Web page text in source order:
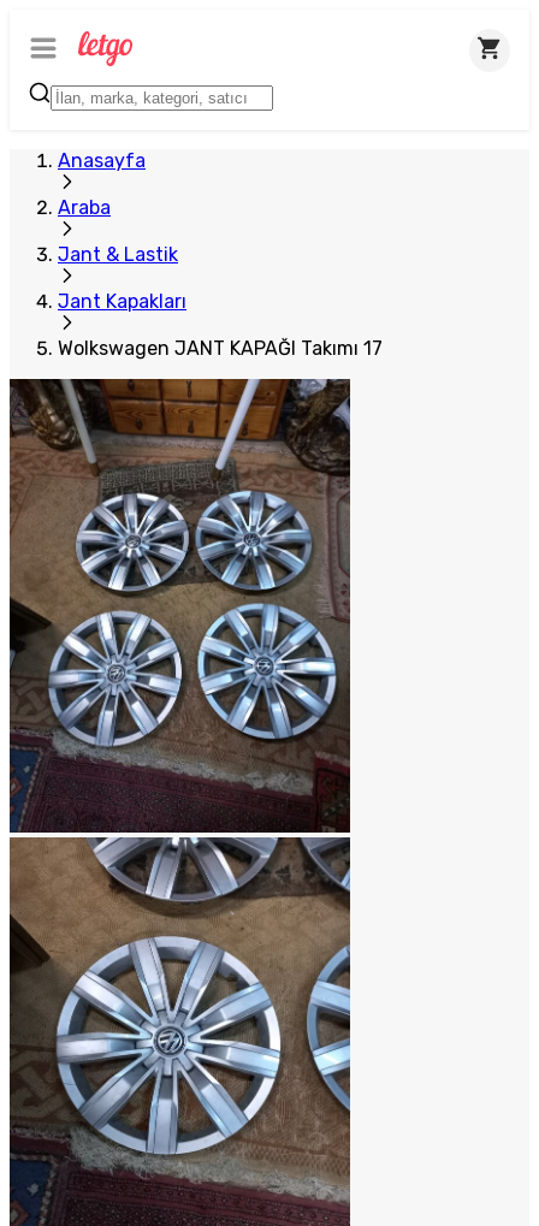
Anasayfa
Araba
Jant & Lastik
Jant Kapakları
Wolkswagen JANT KAPAĞI Takımı 17
Plus Satıcı